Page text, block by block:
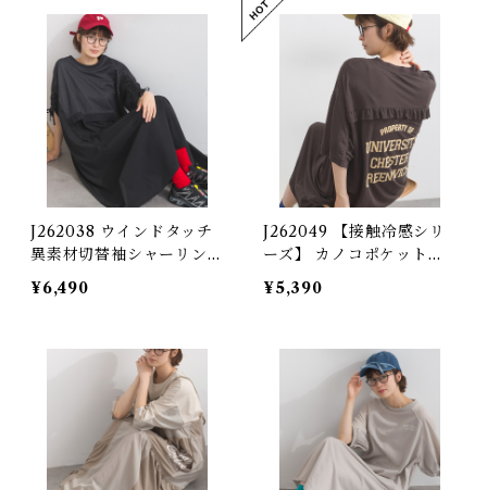
esign】
J262038 ウインドタッチ
異素材切替袖シャーリング
ワンピース / Wind Touc
h Mixed Fabric Shirred
¥6,490
J262049 【接触冷感シリ
ーズ】 カノコポケットフ
リルワンピース / Cool T
ouch Piqué Frill Pocke
¥5,390